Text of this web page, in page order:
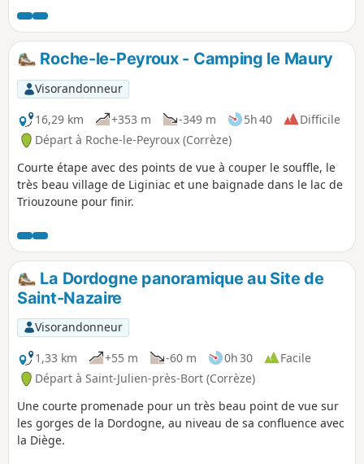
entre (5) et (6) est interdite
Roche-le-Peyroux - Camping le Maury
Visorandonneur
16,29 km
+353 m -349 m 5h 40
Difficile
Départ à Roche-le-Peyroux (Corrèze)
Courte étape avec des points de vue à couper le souffle, le
très beau village de Liginiac et une baignade dans le lac de
Triouzoune pour finir.
La Dordogne panoramique au Site de
Saint-Nazaire
Visorandonneur
1,33 km
+55 m -60 m 0h 30
Facile
Départ à Saint-Julien-près-Bort (Corrèze)
Une courte promenade pour un très beau point de vue sur
les gorges de la Dordogne, au niveau de sa confluence avec
la Diège.